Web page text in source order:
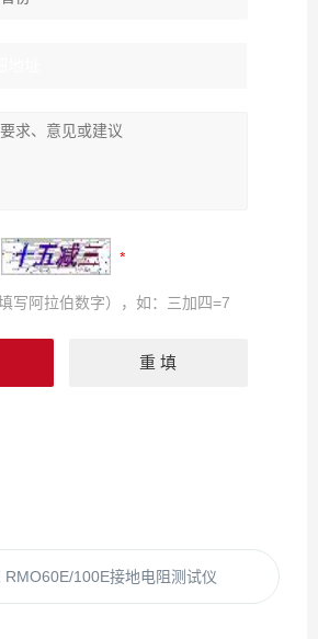
写阿拉伯数字），如：三加四=7
RMO60E/100E接地电阻测试仪